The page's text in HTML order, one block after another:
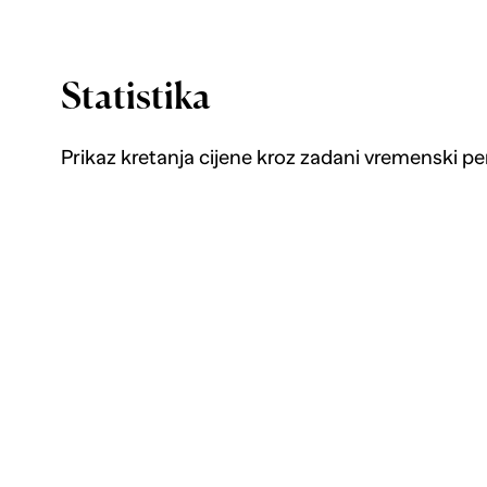
Statistika
Prikaz kretanja cijene kroz zadani vremenski